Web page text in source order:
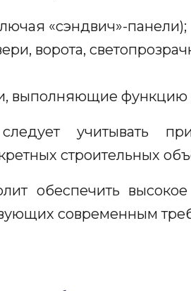
«сэндвич»-панели);
ворота,
выполняющие функцию
учитывать
строительных
обеспечить
современным